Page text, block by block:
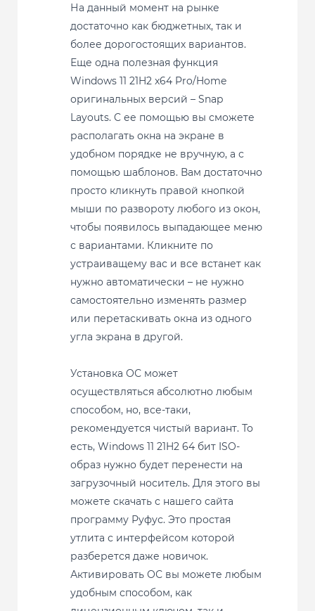
На данный момент на рынке
достаточно как бюджетных, так и
более дорогостоящих вариантов.
Еще одна полезная функция
Windows 11 21H2 x64 Pro/Home
оригинальных версий – Snap
Layouts. C ее помощью вы сможете
располагать окна на экране в
удобном порядке не вручную, а с
помощью шаблонов. Вам достаточно
просто кликнуть правой кнопкой
мыши по развороту любого из окон,
чтобы появилось выпадающее меню
с вариантами. Кликните по
устраиващему вас и все встанет как
нужно автоматически – не нужно
самостоятельно изменять размер
или перетаскивать окна из одного
угла экрана в другой.
Установка ОС может
осуществляться абсолютно любым
способом, но, все-таки,
рекомендуется чистый вариант. То
есть, Windows 11 21H2 64 бит ISO-
образ нужно будет перенести на
загрузочный носитель. Для этого вы
можете скачать с нашего сайта
программу Руфус. Это простая
утлита с интерфейсом которой
разберется даже новичок.
Активировать ОС вы можете любым
удобным способом, как